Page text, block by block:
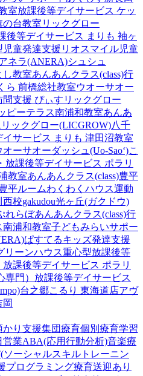
室放課後等デイサービス ケッ
の台教室 リックグロー
後等デイサービス まりも 袖ヶ
童発達支援 リオスマイル児童
ネラ(ANERA)シュシュ
し教室あんあんクラス(class)行
ら 前橋総社教室ウオーサオー
支援 ぴぃす リックグロー
ピーテラス南浦和教室あんあ
リックグロー(LICGROW)八千
イサービス まりも 津田沼教室
オーサオーダッシュ(Uo-Sao‘)こ
放課後等デイサービス ポラリ
教室あんあんクラス(class)豊平
平ルームわくわくハウス運動
西校gakudou光ヶ丘(ガクドウ)
れらぼあんあんクラス(class)行
南浦和教室子どもみらいサポー
ぱすてるキッズ発達支援
リーンハウス重心型放課後等
放課後等デイサービス ポラリ
門） 放課後等デイサービス
台之郷こるり 東海道店アヴ
岡
かり支援集団療育個別療育学習
営業ABA(応用行動分析)音楽療
ソーシャルスキルトレーニン
プログラミング療育送迎あり